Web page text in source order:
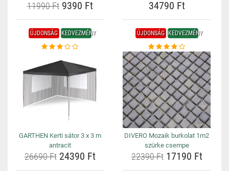
11990 Ft9390 Ft 34790 Ft
ÚJDONSÁG KEDVEZMÉNY
GARTHEN Kerti sátor 3 x 3 m
antracit
26690 Ft24390 Ft
ÚJDONSÁG KEDVEZMÉNY
DIVERO Mozaik burkolat 1m2
szürke csempe
22390 Ft17190 Ft